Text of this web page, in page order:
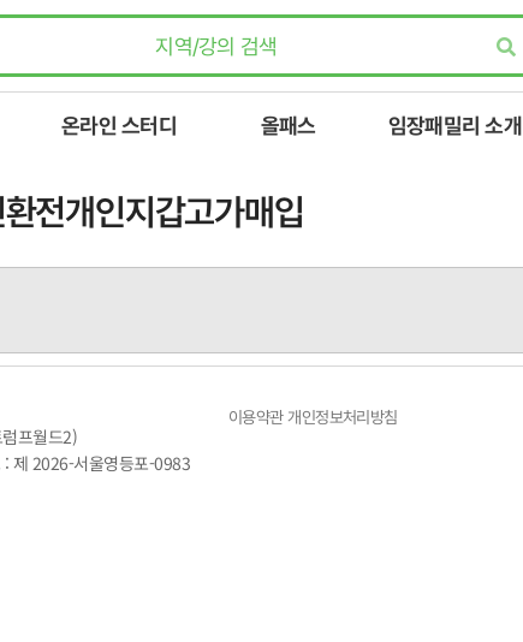
온라인 스터디 올패스 임장패밀리 소개
전개인지갑고가매입
프월드2)
제 2026-서울영등포-0983
이용약관개인정보처리방침